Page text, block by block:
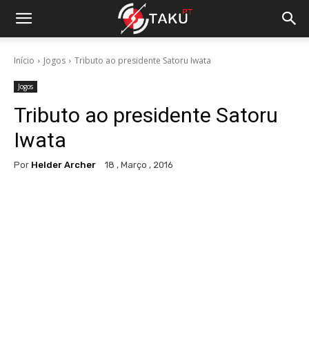
Início Jogos Tributo ao presidente Satoru Iwata
Jogos
Tributo ao presidente Satoru
Iwata
Por Helder Archer 18 , Março , 2016